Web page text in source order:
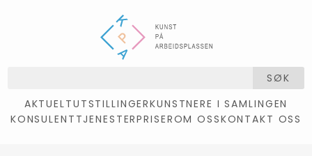
SØK
AKTUELTUTSTILLINGERKUNSTNERE I SAMLINGEN
KONSULENTTJENESTERPRISEROM OSSKONTAKT OSS